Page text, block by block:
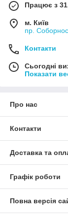
Працює з
м. Київ
пр.
Контакти
Сьогодні
Показати
Про нас
Контакти
Доставка та
Графік роботи
Повна версія